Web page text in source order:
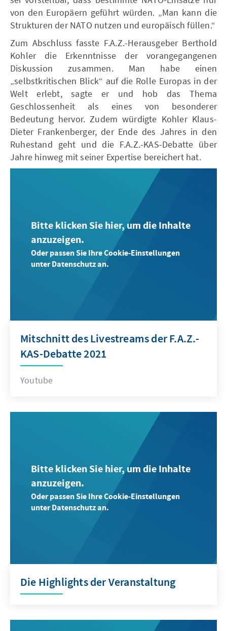
von den Europäern geführt würden. „Man kann die
Strukturen der NATO nutzen und europäisch füllen.“
Zum Abschluss fasste F.A.Z.-Herausgeber Berthold
Kohler die Erkenntnisse der vorangegangenen
Diskussion zusammen. Man habe einen
„selbstkritischen Blick“ auf die Rolle Europas in der
Welt erlebt, sagte er und hob das Thema
Geschlossenheit als eines von besonderer
Bedeutung hervor. Zudem würdigte Kohler Klaus-
Dieter Frankenberger, der Ende des Jahres in den
Ruhestand geht und die F.A.Z.-KAS-Debatte über
Jahre hinweg mit seiner Expertise bereichert hat.
Bitte klicken Sie hier, um die Inhalte
anzuzeigen.
Oder passen Sie Ihre Cookie-Einstellungen
unter Datenschutz an.
Mitschnitt des Livestreams der F.A.Z.-
KAS-Debatte 2021
Youtube
Bitte klicken Sie hier, um die Inhalte
anzuzeigen.
Oder passen Sie Ihre Cookie-Einstellungen
unter Datenschutz an.
Die Highlights der Veranstaltung